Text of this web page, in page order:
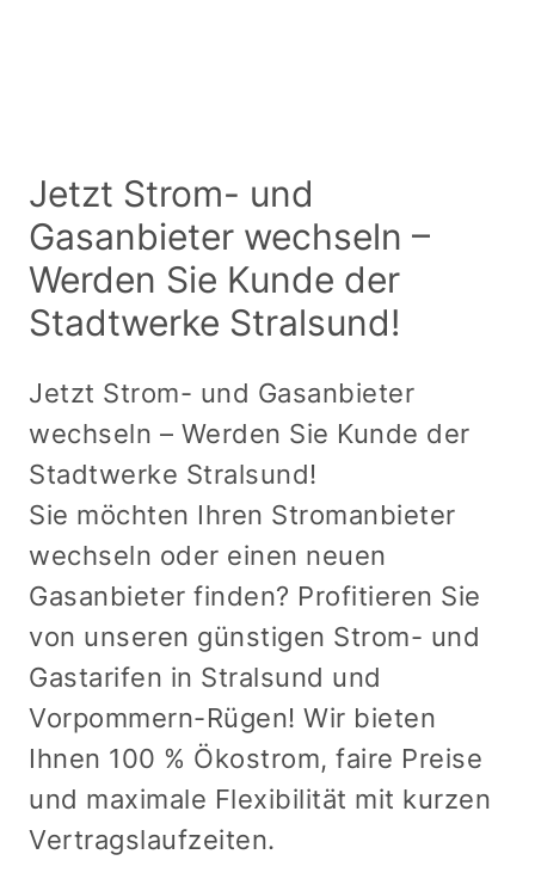
Jetzt Strom- und
Gasanbieter wechseln –
Werden Sie Kunde der
Stadtwerke Stralsund!
Jetzt Strom- und Gasanbieter
wechseln – Werden Sie Kunde der
Stadtwerke Stralsund!
Sie möchten Ihren Stromanbieter
wechseln oder einen neuen
Gasanbieter finden? Profitieren Sie
von unseren günstigen Strom- und
Gastarifen in Stralsund und
Vorpommern-Rügen! Wir bieten
Ihnen 100 % Ökostrom, faire Preise
und maximale Flexibilität mit kurzen
Vertragslaufzeiten.